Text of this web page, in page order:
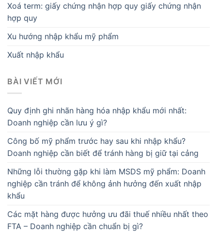
Xoá term: giấy chứng nhận hợp quy giấy chứng nhận
hợp quy
Xu hướng nhập khẩu mỹ phẩm
Xuất nhập khẩu
BÀI VIẾT MỚI
Quy định ghi nhãn hàng hóa nhập khẩu mới nhất:
Doanh nghiệp cần lưu ý gì?
Công bố mỹ phẩm trước hay sau khi nhập khẩu?
Doanh nghiệp cần biết để tránh hàng bị giữ tại cảng
Những lỗi thường gặp khi làm MSDS mỹ phẩm: Doanh
nghiệp cần tránh để không ảnh hưởng đến xuất nhập
khẩu
Các mặt hàng được hưởng ưu đãi thuế nhiều nhất theo
FTA – Doanh nghiệp cần chuẩn bị gì?